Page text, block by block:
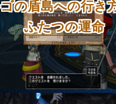
の盾島への行き
ふたつの運命